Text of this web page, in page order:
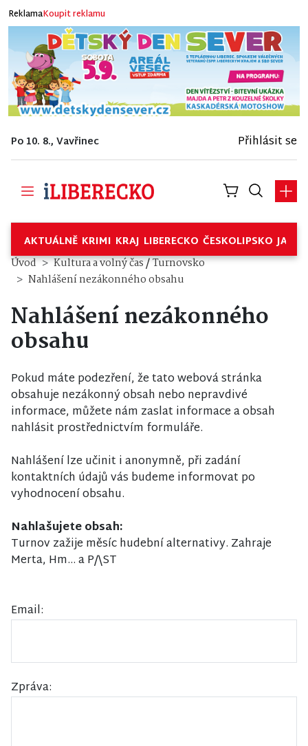
ReklamaKoupit reklamu
Po 10. 8., Vavřinec Přihlásit se
AKTUÁLNĚ KRIMI KRAJ LIBERECKO ČESKOLIPSKO
Úvod Kultura a volný čas/Turnovsko
Nahlášení nezákonného obsahu
Nahlášení nezákonného
obsahu
Pokud máte podezření, že tato webová stránka
obsahuje nezákonný obsah nebo nepravdivé
informace, můžete nám zaslat informace a obsah
nahlásit prostřednictvím formuláře.
Nahlášení lze učinit i anonymně, při zadání
kontaktních údajů vás budeme informovat po
vyhodnocení obsahu.
Nahlašujete obsah:
Turnov zažije měsíc hudební alternativy. Zahraje
Merta, Hm… a P/\ST
Email:
Zpráva: